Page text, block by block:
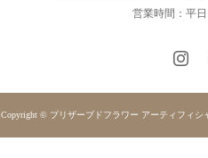
営業時間：平日
Copyright © プリザーブドフラワー アーティフィ